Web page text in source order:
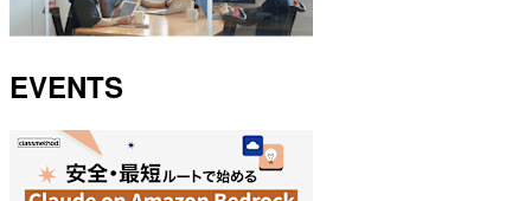
EVENTS